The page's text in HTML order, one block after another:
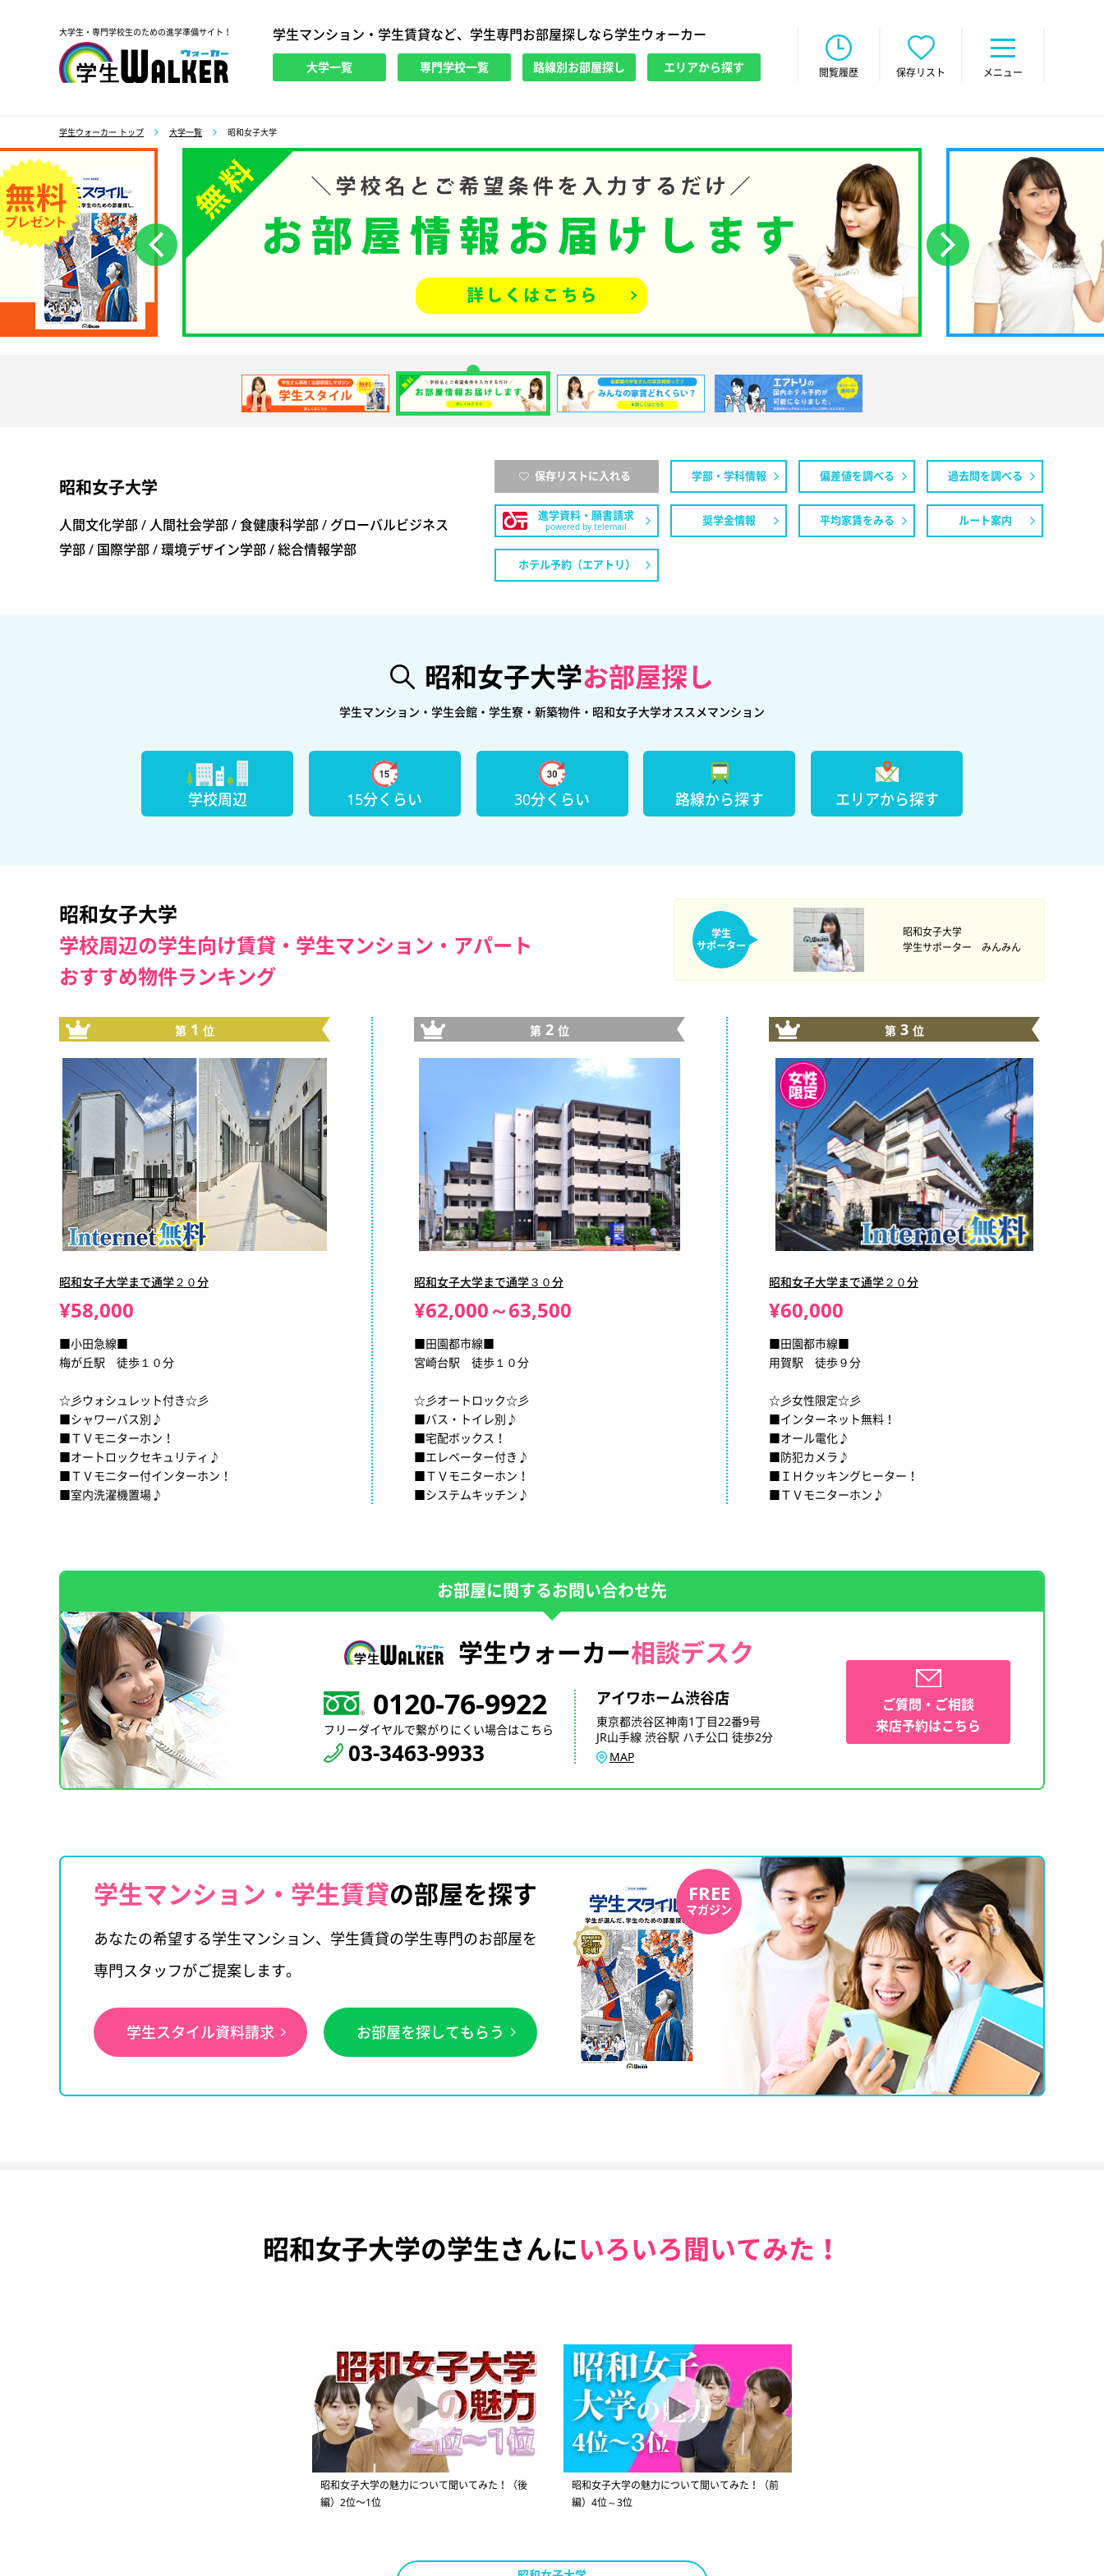
大学生・専門学校生のための進学準備サイト！ 学生マンション・学生賃貸など、学生専門お部屋探しなら学生ウォーカー
大学一覧 専門学校一覧 路線別お部屋探し エリアから探す 閲覧履歴 保存リスト メニュー
学生ウォーカー トップ 大学一覧 昭和女子大学
前へ
昭和女子大学
人間文化学部 / 人間社会学部 / 食健康科学部 / グローバルビジネス
学部 / 国際学部 / 環境デザイン学部 / 総合情報学部
保存リストに入れる 学部・学科情報 偏差値を調べる 過去問を調べる
進学資料・願書請求
powered by telemail 奨学金情報 平均家賃をみる ルート案内
ホテル予約（エアトリ）
昭和女子大学お部屋探し
学生マンション・学生会館・学生寮・新築物件・昭和女子大学オススメマンション
学校周辺 15分くらい 30分くらい 路線から探す エリアから探す
昭和女子大学
学校周辺の学生向け賃貸・学生マンション・アパート
おすすめ物件ランキング
学生
サポーター
昭和女子大学
学生サポーター みんみん
第 1 位
昭和女子大学まで通学２０分
¥58,000
■小田急線■
梅が丘駅 徒歩１０分
☆彡ウォシュレット付き☆彡
■シャワーバス別♪
■ＴＶモニターホン！
■オートロックセキュリティ♪
■ＴＶモニター付インターホン！
■室内洗濯機置場♪
第 2 位
昭和女子大学まで通学３０分
¥62,000～63,500
■田園都市線■
宮崎台駅 徒歩１０分
☆彡オートロック☆彡
■バス・トイレ別♪
■宅配ボックス！
■エレベーター付き♪
■ＴＶモニターホン！
■システムキッチン♪
第 3 位
昭和女子大学まで通学２０分
¥60,000
■田園都市線■
用賀駅 徒歩９分
☆彡女性限定☆彡
■インターネット無料！
■オール電化♪
■防犯カメラ♪
■ＩＨクッキングヒーター！
■ＴＶモニターホン♪
お部屋に関するお問い合わせ先
学生ウォーカー相談デスク
0120-76-9922
フリーダイヤルで繋がりにくい場合はこちら
03-3463-9933
アイワホーム渋谷店
東京都渋谷区神南1丁目22番9号
JR山手線 渋谷駅 ハチ公口 徒歩2分
MAP
ご質問・ご相談
来店予約はこちら
FREE
マガジン
学生マンション・学生賃貸の部屋を探す
あなたの希望する学生マンション、学生賃貸の学生専門のお部屋を
専門スタッフがご提案します。
学生スタイル資料請求 お部屋を探してもらう
昭和女子大学の学生さんにいろいろ聞いてみた！
昭和女子大学の魅力について聞いてみた！（後
編）2位〜1位
昭和女子大学の魅力について聞いてみた！（前
編）4位～3位